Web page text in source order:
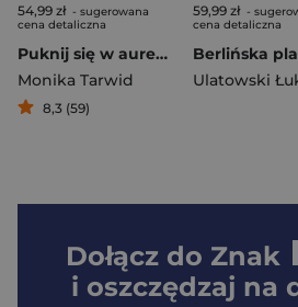
54,99 zł - sugerowana
cena detaliczna
Puknij się w aureolę
Monika Tarwid
8,3 (59)
59,99 zł -
cena detaliczna
Ulatowski
Dołącz do Znak
i oszczędzaj na